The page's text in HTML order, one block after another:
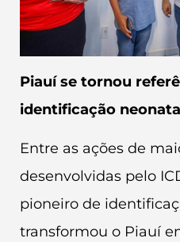
Piauí se tornou
identificação
Entre as ações de
desenvolvidas pelo
pioneiro de
transformou o Piauí